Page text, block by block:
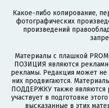
Какое-либо копирование,
фотографических
произведений
Материалы с плашкой
ПОЗИЦИЯ являются
рекламы. Редакция может не
них продвигаются.
ПОДДЕРЖКУ также являются
участвует в подготовке
высказанные в этих